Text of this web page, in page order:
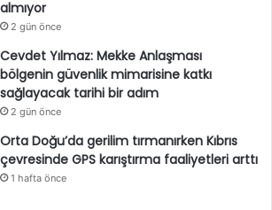
almıyor
2 gün önce
Cevdet Yılmaz: Mekke Anlaşması
bölgenin güvenlik mimarisine katkı
sağlayacak tarihi bir adım
2 gün önce
Orta Doğu’da gerilim tırmanırken Kıbrıs
çevresinde GPS karıştırma faaliyetleri arttı
1 hafta önce